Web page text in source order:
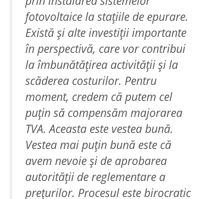
fotovoltaice la stațiile de epurare.
Există și alte investiții importante
în perspectivă, care vor contribui
la îmbunătățirea activității și la
scăderea costurilor. Pentru
moment, credem că putem cel
puțin să compensăm majorarea
TVA. Aceasta este vestea bună.
Vestea mai puțin bună este că
avem nevoie și de aprobarea
autorității de reglementare a
prețurilor. Procesul este birocratic